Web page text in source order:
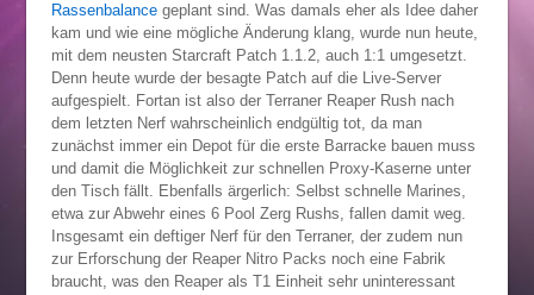
Rassenbalancegeplant sind. Was damals eher als Idee daher
kam und wie eine mögliche Änderung klang, wurde nun heute,
mit dem neusten Starcraft Patch 1.1.2, auch 1:1 umgesetzt.
Denn heute wurde der besagte Patch auf die Live-Server
aufgespielt. Fortan ist also der Terraner Reaper Rush nach
dem letzten Nerf wahrscheinlich endgültig tot, da man
zunächst immer ein Depot für die erste Barracke bauen muss
und damit die Möglichkeit zur schnellen Proxy-Kaserne unter
den Tisch fällt. Ebenfalls ärgerlich: Selbst schnelle Marines,
etwa zur Abwehr eines 6 Pool Zerg Rushs, fallen damit weg.
Insgesamt ein deftiger Nerf für den Terraner, der zudem nun
zur Erforschung der Reaper Nitro Packs noch eine Fabrik
braucht, was den Reaper als T1 Einheit sehr uninteressant